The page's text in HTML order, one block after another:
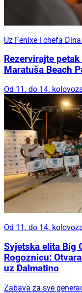
Uz Fenixe i chefa
Rezervirajte
Maratuša Beach
Od 11. do 14.
Od 11. do 14.
Svjetska elita Big
Rogoznicu:
uz Dalmatino
Zabava za sve